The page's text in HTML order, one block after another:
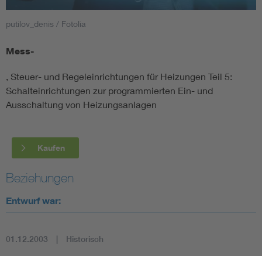
Smart Cities
DKE Fachinformationen im Kontext der Normung
Blitzschutz: DIN EN 62305 in der Übersicht
Cybersecurity in der Industrieautomatisierung
DIN VDE 0100 für sichere Elektroinstallationen
putilov_denis / Fotolia
Mess-
, Steuer- und Regeleinrichtungen für Heizungen Teil 5:
Schalteinrichtungen zur programmierten Ein- und
Ausschaltung von Heizungsanlagen
Kaufen
Beziehungen
Entwurf war:
01.12.2003 Historisch